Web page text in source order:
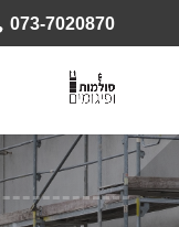
073-7020870